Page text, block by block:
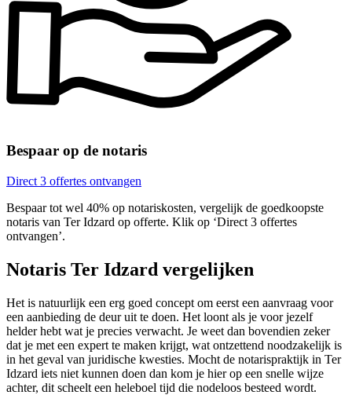
Bespaar op de notaris
Direct 3 offertes ontvangen
Bespaar tot wel 40% op notariskosten, vergelijk de goedkoopste
notaris van Ter Idzard op offerte. Klik op ‘Direct 3 offertes
ontvangen’.
Notaris Ter Idzard vergelijken
Het is natuurlijk een erg goed concept om eerst een aanvraag voor
een aanbieding de deur uit te doen. Het loont als je voor jezelf
helder hebt wat je precies verwacht. Je weet dan bovendien zeker
dat je met een expert te maken krijgt, wat ontzettend noodzakelijk is
in het geval van juridische kwesties. Mocht de notarispraktijk in Ter
Idzard iets niet kunnen doen dan kom je hier op een snelle wijze
achter, dit scheelt een heleboel tijd die nodeloos besteed wordt.